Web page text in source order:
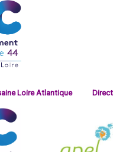
Loire Atlantique